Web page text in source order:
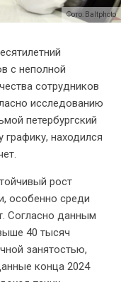
Фото: Baltphoto
с неполной
сотрудников
исследованию
петербургский
находился
рост
особенно среди
Согласно данным
40 тысяч
занятостью,
конца 2024